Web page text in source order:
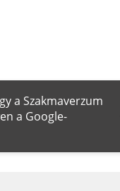
a Szakmaverzum
a Google-